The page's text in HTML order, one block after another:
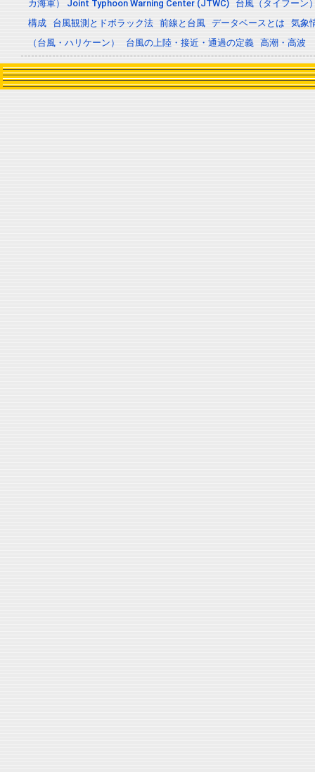
カ海軍） Joint Typhoon Warning Center (JTWC)
台風（タイフーン
構成
台風観測とドボラック法 前線と台風 データベースとは
気象
（台風・ハリケーン）
台風の上陸・接近・通過の定義 高潮・高波